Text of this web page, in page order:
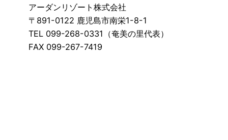
アーダンリゾート株式会社
〒891-0122 鹿児島市南栄1-8-1
TEL 099-268-0331（奄美の里代表）
FAX 099-267-7419